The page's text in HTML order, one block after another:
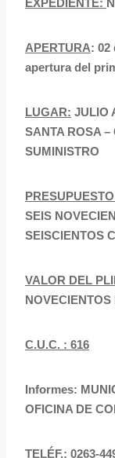
EXPEDIENTE:
APERTURA: 02
apertura del
LUGAR: JULIO
SANTA ROSA –
SUMINISTRO
SEIS
SEISCIENTOS
VALOR DEL
NOVECIENTOS
C.U.C. : 616
Informes:
OFICINA DE
TELÉF.: 0263-